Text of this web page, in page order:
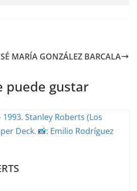
MARÍA GONZÁLEZ BARCALA
puede gustar